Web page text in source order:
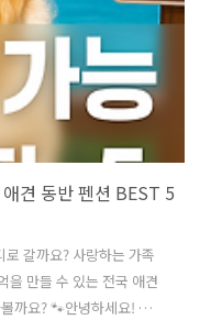
견 동반 펜션 BEST 5
갈까요? 사랑하는 가족
을 만들 수 있는 전국 애견
까요? 🐾안녕하세요! 반